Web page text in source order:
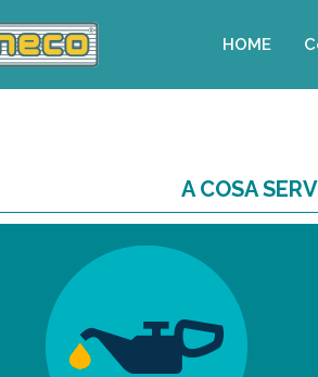
HOME
A COSA